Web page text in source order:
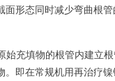
形态同时减少弯曲根
充填物的根管内建立
。即在常规机用再治疗